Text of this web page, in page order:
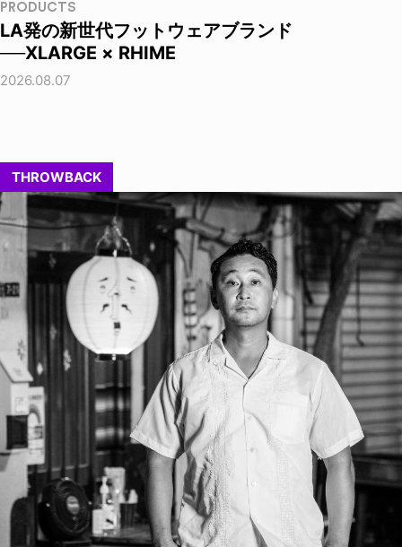
PRODUCTS
LA発の新世代フットウェアブランド
──XLARGE × RHIME
2026.08.07
THROWBACK